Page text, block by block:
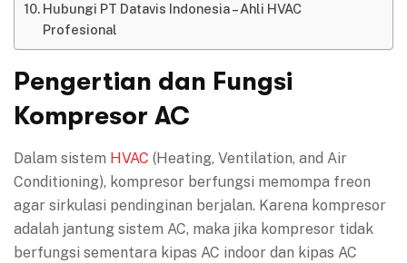
Hubungi PT Datavis Indonesia – Ahli HVAC
Profesional
Pengertian dan Fungsi
Kompresor AC
Dalam sistem HVAC (Heating, Ventilation, and Air
Conditioning), kompresor berfungsi memompa freon
agar sirkulasi pendinginan berjalan. Karena kompresor
adalah jantung sistem AC, maka jika kompresor tidak
berfungsi sementara kipas AC indoor dan kipas AC